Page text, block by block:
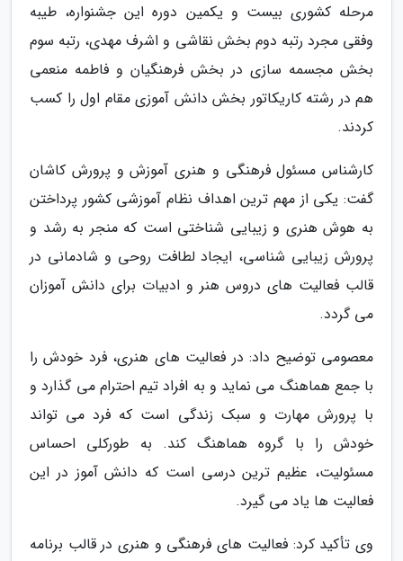
مرحله کشوری بیست و یکمین دوره این جشنواره، طیبه
وفقی مجرد رتبه دوم بخش نقاشی و اشرف مهدی، رتبه سوم
بخش مجسمه سازی در بخش فرهنگیان و فاطمه منعمی
هم در رشته کاریکاتور بخش دانش آموزی مقام اول را کسب
کردند.
کارشناس مسئول فرهنگی و هنری آموزش و پرورش کاشان
گفت: یکی از مهم ترین اهداف نظام آموزشی کشور پرداختن
به هوش هنری و زیبایی شناختی است که منجر به رشد و
پرورش زیبایی شناسی، ایجاد لطافت روحی و شادمانی در
قالب فعالیت های دروس هنر و ادبیات برای دانش آموزان
می گردد.
معصومی توضیح داد: در فعالیت های هنری، فرد خودش را
با جمع هماهنگ می نماید و به افراد تیم احترام می گذارد و
با پرورش مهارت و سبک زندگی است که فرد می تواند
خودش را با گروه هماهنگ کند. به طورکلی احساس
مسئولیت، عظیم ترین درسی است که دانش آموز در این
فعالیت ها یاد می گیرد.
وی تأکید کرد: فعالیت های فرهنگی و هنری در قالب برنامه